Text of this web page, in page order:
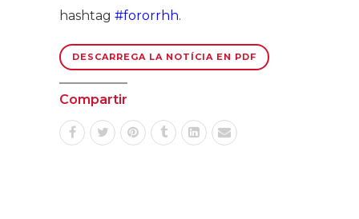
hashtag #fororrhh.
DESCARREGA LA NOTÍCIA EN PDF
Compartir